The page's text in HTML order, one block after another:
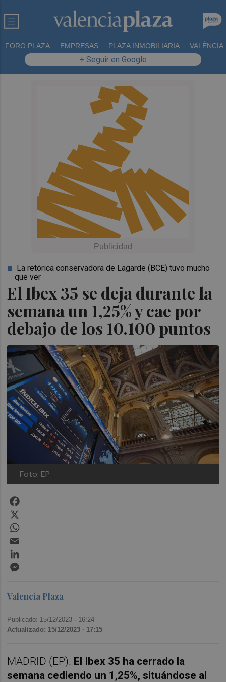
FORO PLAZA EMPRESAS PLAZA INMOBILIARIA VALÈNCIA
+ Seguir en Google
El Ibex 35 se deja durante la
semana un 1,25% y cae por
debajo de los 10.100 puntos
La retórica conservadora de Lagarde (BCE) tuvo mucho
que ver
Foto: EP
Valencia Plaza
Publicado: 15/12/2023 · 16:24
Actualizado: 15/12/2023 · 17:15
MADRID (EP). El Ibex 35 ha cerrado la
semana cediendo un 1,25%, situándose al